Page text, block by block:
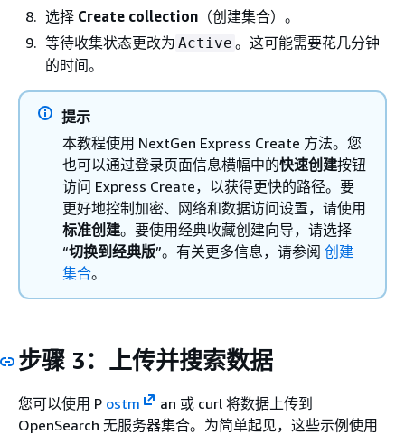
选择 Create collection （创建集合）。
等待收集状态更改为 Active 。这可能需要花几分钟
的时间。
提示
本教程使用 NextGen Express Create 方法。您
也可以通过登录页面信息横幅中的快速创建按钮
访问 Express Create，以获得更快的路径。要
更好地控制加密、网络和数据访问设置，请使用
标准创建。要使用经典收藏创建向导，请选择
“切换到经典版”。有关更多信息，请参阅 创建
集合。
步骤 3：上传并搜索数据
您可以使用 P ostm
an 或 curl 将数据上传到
OpenSearch 无服务器集合。为简单起见，这些示例使用